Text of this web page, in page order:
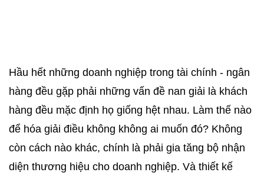
Hầu hết những doanh nghiệp trong tài chính - ngân
hàng đều gặp phải những vấn đề nan giải là khách
hàng đều mặc định họ giống hệt nhau. Làm thế nào
để hóa giải điều không không ai muốn đó? Không
còn cách nào khác, chính là phải gia tăng bộ nhận
diện thương hiệu cho doanh nghiệp. Và thiết kế